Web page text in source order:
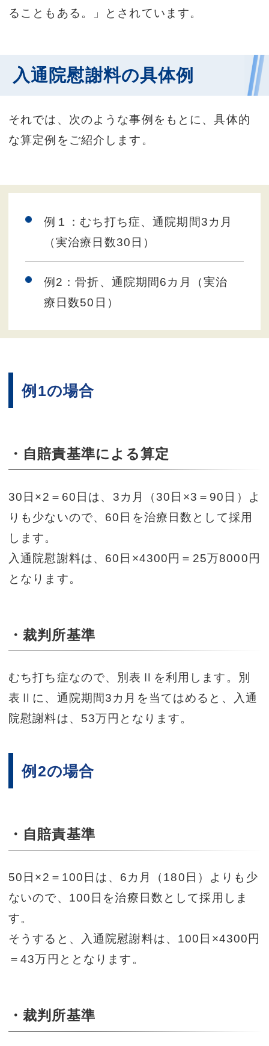
ることもある。」とされています。
入通院慰謝料の具体例
それでは、次のような事例をもとに、具体的
な算定例をご紹介します。
例１：むち打ち症、通院期間3カ月
（実治療日数30日）
例2：骨折、通院期間6カ月（実治
療日数50日）
例1の場合
・自賠責基準による算定
30日×2＝60日は、3カ月（30日×3＝90日）よ
りも少ないので、60日を治療日数として採用
します。
入通院慰謝料は、60日×4300円＝25万8000円
となります。
・裁判所基準
むち打ち症なので、別表Ⅱを利用します。別
表Ⅱに、通院期間3カ月を当てはめると、入通
院慰謝料は、53万円となります。
例2の場合
・自賠責基準
50日×2＝100日は、6カ月（180日）よりも少
ないので、100日を治療日数として採用しま
す。
そうすると、入通院慰謝料は、100日×4300円
＝43万円ととなります。
・裁判所基準